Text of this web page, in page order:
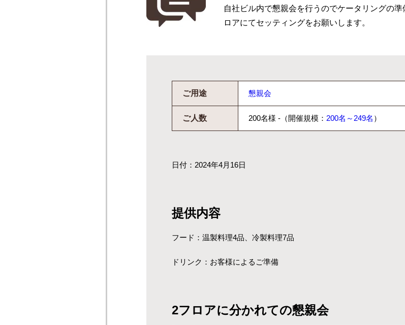
自社ビル内で懇親会を行うのでケータリングの
ロアにてセッティングをお願いします。
ご用途 懇親会
ご人数 200名様 -（開催規模： 200名～249名 ）
日付：2024年4月16日
提供内容
フード：温製料理4品、冷製料理7品
ドリンク：お客様によるご準備
2フロアに分かれての懇親会